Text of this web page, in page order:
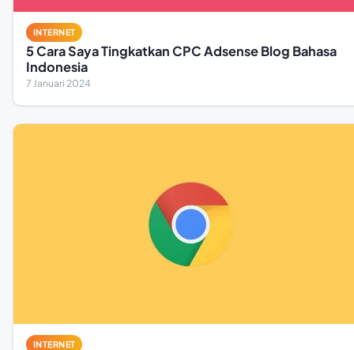
INTERNET
5 Cara Saya Tingkatkan CPC Adsense Blog Bahasa
Indonesia
7 Januari 2024
INTERNET